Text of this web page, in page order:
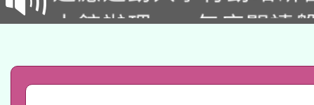
招)
本館辦理115年度閱讀
礎課程
A3數位素養講師名單